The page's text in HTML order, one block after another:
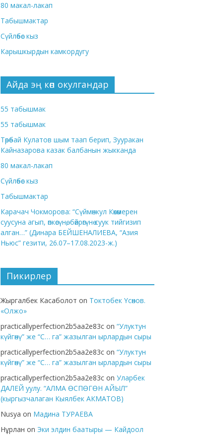
80 макал-лакап
Табышмактар
Сүйлөбөс кыз
Карышкырдын камкордугу
Айда эң көп окулгандар
55 табышмак
55 табышмак
Төрөбай Кулатов шым таап берип, Зууракан
Кайназарова казак балбанын жыкканда
80 макал-лакап
Сүйлөбөс кыз
Табышмактар
Карачач Чокморова: “Сүймөнкул Көкөмерен
суусуна агып, өпкөсүнө, бөйрөгүнө суук тийгизип
алган…” (Динара БЕЙШЕНАЛИЕВА, “Азия
Ньюс” гезити, 26.07–17.08.2023-ж.)
Пикирлер
Жыргалбек Касаболот on Токтобек Үсөнов.
«Олжо»
practicallyperfection2b5aa2e83c on “Улуктун
күйгөнү” же “С… га” жазылган ырлардын сыры
practicallyperfection2b5aa2e83c on “Улуктун
күйгөнү” же “С… га” жазылган ырлардын сыры
practicallyperfection2b5aa2e83c on Уларбек
ДАЛЕЙ уулу. “АЛМА ӨСПӨГӨН АЙЫЛ”
(кыргызчалаган Кыялбек АКМАТОВ)
Nusya on Мадина ТУРАЕВА
Нұрлан on Эки элдин баатыры — Кайдоол